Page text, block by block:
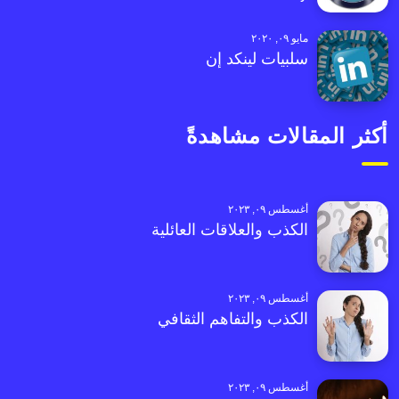
مايو ٠٩, ٢٠٢٠
سلبيات لينكد إن
أكثر المقالات مشاهدةً
أغسطس ٠٩, ٢٠٢٣
الكذب والعلاقات العائلية
أغسطس ٠٩, ٢٠٢٣
الكذب والتفاهم الثقافي
أغسطس ٠٩, ٢٠٢٣